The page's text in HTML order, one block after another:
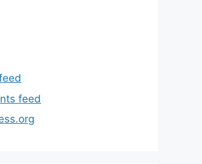
feed